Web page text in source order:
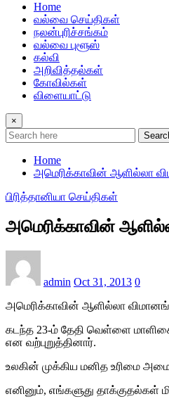
Home
வல்வை செய்திகள்
நலன்புரிச்சங்கம்
வல்வை புளூஸ்
கல்வி
அறிவித்தல்கள்
கோவில்கள்
விளையாட்டு
×
Home
அமெரிக்காவின் ஆளில்லா
பிரித்தானியா செய்திகள்
அமெரிக்காவின்
admin Oct 31, 2013 0
அமெரிக்காவின் ஆளில்லா
கடந்த 23-ம் தேதி வெள்ளை
என வற்புறுத்தினார்.
உலகின் முக்கிய மனித உரிமை
எனினும், எங்களுது தாக்குதல்கள்